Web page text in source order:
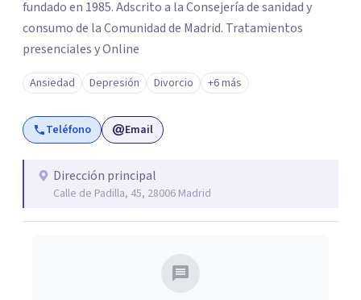
fundado en 1985. Adscrito a la Consejería de sanidad y
consumo de la Comunidad de Madrid. Tratamientos
presenciales y Online
Ansiedad Depresión Divorcio +6 más
Teléfono Email
Dirección principal
Calle de Padilla, 45, 28006 Madrid